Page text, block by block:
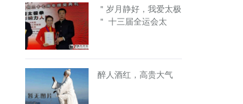
＂岁月静好，我爱太极
＂ 十三届全运会太
醉人酒红，高贵大气